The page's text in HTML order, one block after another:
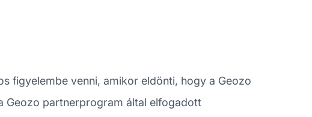
figyelembe venni, amikor eldönti, hogy a Geozo
Geozo partnerprogram által elfogadott